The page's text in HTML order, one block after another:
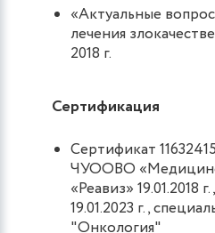
«Актуальные
лечения
2018 г.
Сертификация
Сертификат
ЧУООВО
«Реавиз» 19.01.2018
19.01.2023 г.,
"Онкология"